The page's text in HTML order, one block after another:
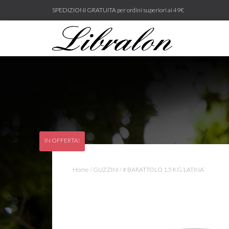
SPEDIZIONI GRATUITA per ordini superiori ai 49€
Home / GUZZINI / # BARATTOLO 1,5 KG.’LATINA’
IN OFFERTA!